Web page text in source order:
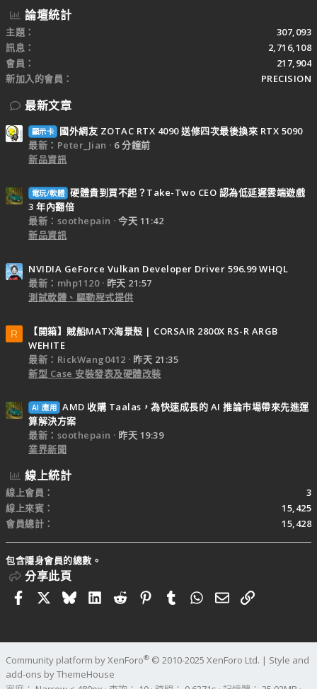
論壇統計
主題
307,093
訊息
2,716,108
會員
217,904
新加入的會員
PRECISION
最新文章
顯示卡
國外網友 ZOTAC RTX 4090 送修四次最後換來 RTX 5090
最新：Peter_Jian
6 分鐘前
新品資訊
電玩/軟體 硬體貴到買不起？Take-Two CEO 認為低延遲雲端遊戲
3 年內翻倍
最新：soothepain
今天 11:42
新品資訊
NVIDIA GeForce Vulkan Developer Driver 596.99 WHQL
最新：mhp1120
昨天 21:57
測試軟體、驅動程式提供
R
【開箱】賊船MATX海景殼 | CORSAIR 2800X RS-R ARGB
WEHITE
最新：RickWang0412
昨天 21:35
新型 Case 安裝發表及硬體改裝
AI 應用 AMD 收購 Taalas，為快速成長的 AI 推論市場帶來先進運
算解決方案
最新：soothepain
昨天 19:39
業界新聞
線上統計
線上會員
3
線上來賓
15,425
會員總計
15,428
包含隱身會員的總數。
分享此頁
FacebookBlueskyLinkedIn
RedditPinterestTumblrWhatsApp
電子郵件
連結
Community platform by XenForo® © 2010-2025 XenForo Ltd. | Style and
add-ons by ThemeHouse